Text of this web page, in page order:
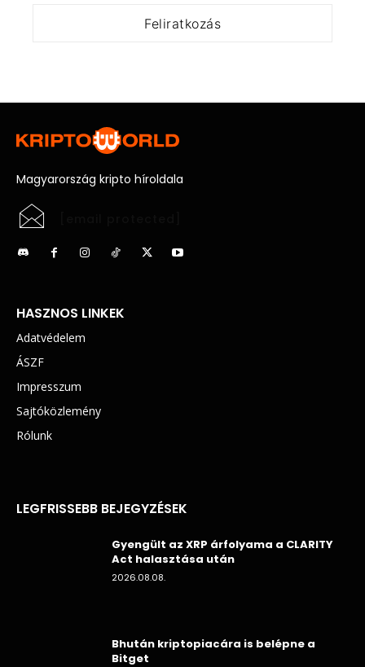
Magyarország kripto híroldala
HASZNOS LINKEK
Adatvédelem
ÁSZF
Impresszum
Sajtóközlemény
Rólunk
LEGFRISSEBB BEJEGYZÉSEK
Gyengült az XRP árfolyama a CLARITY
Act halasztása után
2026.08.08.
Bhután kriptopiacára is belépne a
Bitget